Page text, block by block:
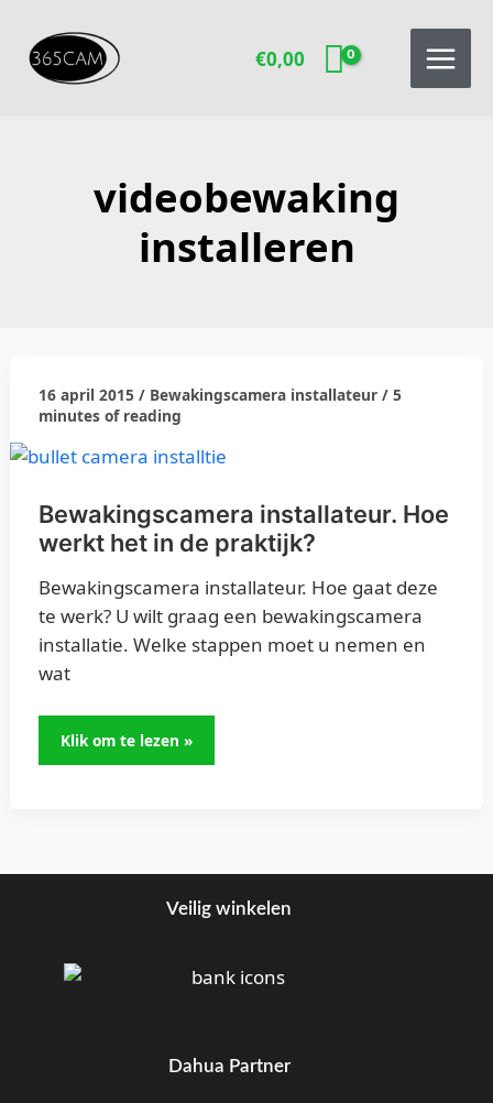
naar
€0,00
videobewaking
installeren
16 april 2015 / Bewakingscamera installateur/ 5
minutes of reading
Bewakingscamera installateur. Hoe
werkt het in de praktijk?
Bewakingscamera installateur. Hoe gaat deze
te werk? U wilt graag een bewakingscamera
installatie. Welke stappen moet u nemen en
wat
Bewakingscamera
installateur.
Hoe
het
in
praktijk?
Klik om te lezen »
Veilig winkelen
Dahua Partner